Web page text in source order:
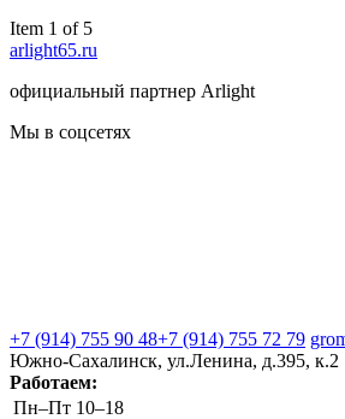
Item 1 of 5
arlight65.ru
официальный партнер Arlight
Мы в соцсетях
+7 (914) 755 90 48+7 (914) 755 72 79
Южно-Сахалинск, ул.Ленина, д.395, к.2
Работаем:
Пн–Пт 10–18